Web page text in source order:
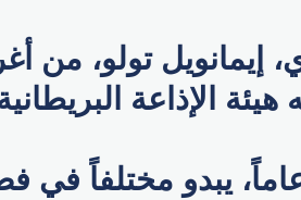
إيمانويل تولو،
الإذاعة
البالغ من العمر 19 عاماً، يبدو